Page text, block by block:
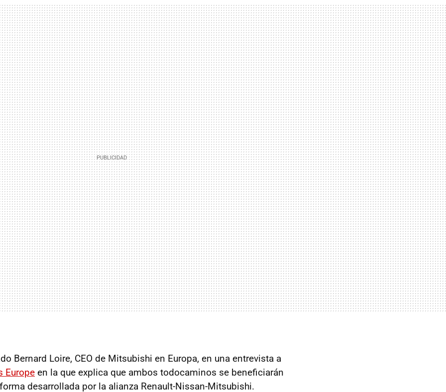
Bernard Loire, CEO de Mitsubishi en Europa, en una entrevista a
Europe en la que explica que ambos todocaminos se beneficiarán
desarrollada por la alianza Renault-Nissan-Mitsubishi.